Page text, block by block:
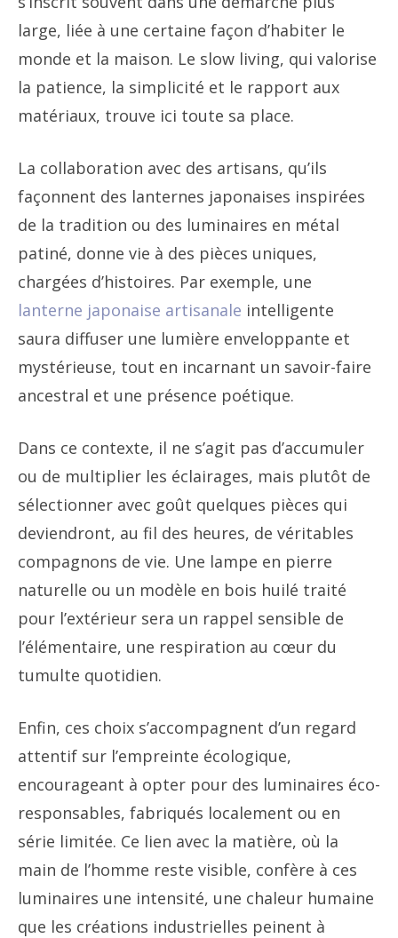
large, liée à une certaine façon d’habiter le
monde et la maison. Le slow living, qui valorise
la patience, la simplicité et le rapport aux
matériaux, trouve ici toute sa place.
La collaboration avec des artisans, qu’ils
façonnent des lanternes japonaises inspirées
de la tradition ou des luminaires en métal
patiné, donne vie à des pièces uniques,
chargées d’histoires. Par exemple, une
lanterne japonaise artisanale intelligente
saura diffuser une lumière enveloppante et
mystérieuse, tout en incarnant un savoir-faire
ancestral et une présence poétique.
Dans ce contexte, il ne s’agit pas d’accumuler
ou de multiplier les éclairages, mais plutôt de
sélectionner avec goût quelques pièces qui
deviendront, au fil des heures, de véritables
compagnons de vie. Une lampe en pierre
naturelle ou un modèle en bois huilé traité
pour l’extérieur sera un rappel sensible de
l’élémentaire, une respiration au cœur du
tumulte quotidien.
Enfin, ces choix s’accompagnent d’un regard
attentif sur l’empreinte écologique,
encourageant à opter pour des luminaires éco-
responsables, fabriqués localement ou en
série limitée. Ce lien avec la matière, où la
main de l’homme reste visible, confère à ces
luminaires une intensité, une chaleur humaine
que les créations industrielles peinent à